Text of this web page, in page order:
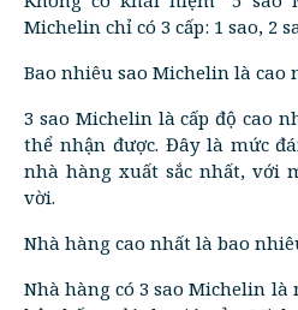
Michelin chỉ có 3 cấp: 1 sao, 2
Bao nhiêu sao Michelin là cao
3 sao Michelin là cấp độ cao
thể nhận được. Đây là mức
nhà hàng xuất sắc nhất, với
vời.
Nhà hàng cao nhất là bao
Nhà hàng có 3 sao Michelin